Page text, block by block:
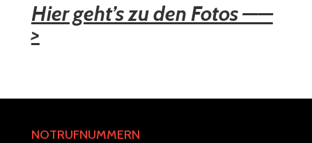
Hier geht’s zu den Fotos ——
>
NOTRUFNUMMERN